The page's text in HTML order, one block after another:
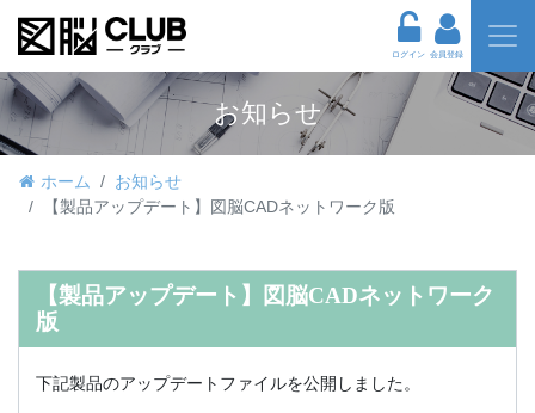
ログイン 会員登録
お知らせ
ホーム
お知らせ
【製品アップデート】図脳CADネットワーク版
【製品アップデート】図脳CADネットワーク
版
下記製品のアップデートファイルを公開しました。